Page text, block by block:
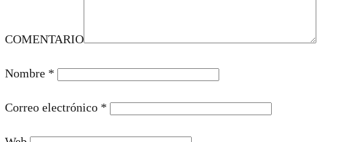
COMENTARIO
Nombre *
Correo electrónico *